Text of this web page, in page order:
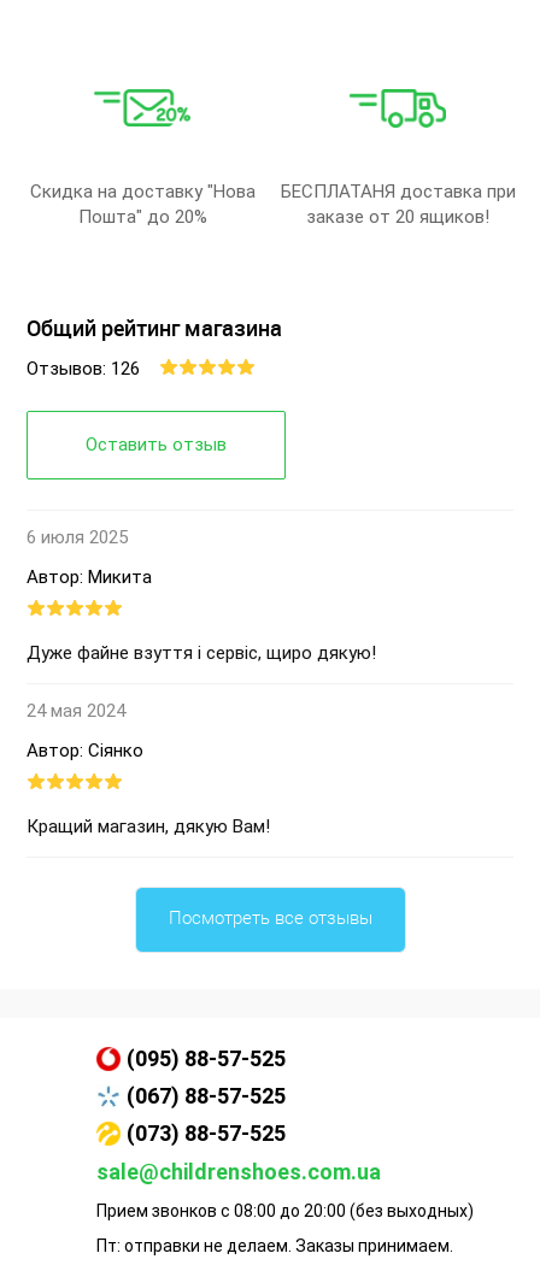
Скидка на доставку "Нова
Пошта" до 20%
БЕСПЛАТАНЯ доставка при
заказе от 20 ящиков!
Общий рейтинг магазина
Отзывов: 126
Оставить отзыв
6 июля 2025
Автор: Микита
Дуже файне взуття і сервіс, щиро дякую!
24 мая 2024
Автор: Сіянко
Кращий магазин, дякую Вам!
Посмотреть все отзывы
(095) 88-57-525
(067) 88-57-525
(073) 88-57-525
sale@childrenshoes.com.ua
Прием звонков с 08:00 до 20:00 (без выходных)
Пт: отправки не делаем. Заказы принимаем.